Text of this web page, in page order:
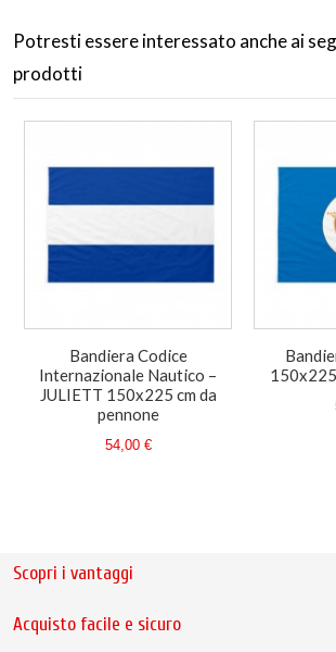
Potresti essere interessato anche ai
prodotti
Bandiera Codice
Internazionale Nautico –
JULIETT 150x225 cm da
pennone
54,00 €
Scopri i vantaggi
Acquisto facile e sicuro